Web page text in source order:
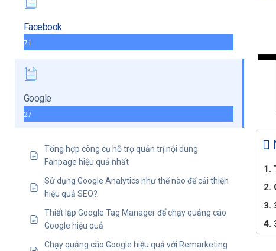
Facebook
71
Google
27
Tổng hợp công cụ hỗ trợ quản trị nội dung
Fanpage hiệu quả nhất
Sử dụng Google Analytics như thế nào để cải thiện
hiệu quả SEO?
Thiết lập Google Tag Manager để chạy quảng cáo
Google hiệu quả
Chạy quảng cáo Google hiệu quả với Remarketing
1.
2.
3.
4.